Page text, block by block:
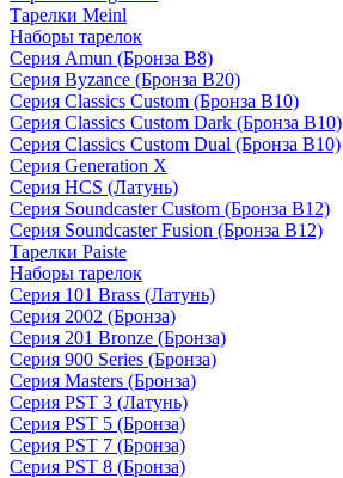
Тарелки Meinl
Наборы тарелок
Серия Amun (Бронза B8)
Серия Byzance (Бронза B20)
Серия Classics Custom (Бронза B10)
Серия Classics Custom Dark (Бронза B10)
Серия Classics Custom Dual (Бронза B10)
Серия Generation X
Серия HCS (Латунь)
Серия Soundcaster Custom (Бронза B12)
Серия Soundcaster Fusion (Бронза B12)
Тарелки Paiste
Наборы тарелок
Серия 101 Brass (Латунь)
Серия 2002 (Бронза)
Серия 201 Bronze (Бронза)
Серия 900 Series (Бронза)
Серия Masters (Бронза)
Серия PST 3 (Латунь)
Серия PST 5 (Бронза)
Серия PST 7 (Бронза)
Серия PST 8 (Бронза)